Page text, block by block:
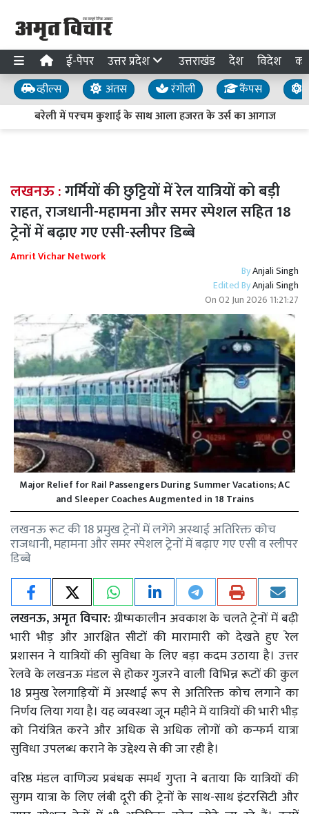
ई-पेपर उत्तर प्रदेश उत्तराखंड देश विदेश
व्हील्स अंतस रंगोली कैंपस
बरेली में परचम कुशाई के साथ आला हजरत के उर्स का आगाज
लखनऊ :गर्मियों की छुट्टियों में रेल यात्रियों को बड़ी
राहत, राजधानी-महामना और समर स्पेशल सहित 18
ट्रेनों में बढ़ाए गए एसी-स्लीपर डिब्बे
Amrit Vichar Network
ByAnjali Singh
Edited ByAnjali Singh
On02 Jun 2026 11:21:27
Major Relief for Rail Passengers During Summer Vacations; AC
and Sleeper Coaches Augmented in 18 Trains
लखनऊ रूट की 18 प्रमुख ट्रेनों में लगेंगे अस्थाई अतिरिक्त कोच
राजधानी, महामना और समर स्पेशल ट्रेनों में बढ़ाए गए एसी व स्लीपर
डिब्बे
लखनऊ, अमृत विचार:ग्रीष्मकालीन अवकाश के चलते ट्रेनों में बढ़ी
भारी भीड़ और आरक्षित सीटों की मारामारी को देखते हुए रेल
प्रशासन ने यात्रियों की सुविधा के लिए बड़ा कदम उठाया है। उत्तर
रेलवे के लखनऊ मंडल से होकर गुजरने वाली विभिन्न रूटों की कुल
18 प्रमुख रेलगाड़ियों में अस्थाई रूप से अतिरिक्त कोच लगाने का
निर्णय लिया गया है। यह व्यवस्था जून महीने में यात्रियों की भारी भीड़
को नियंत्रित करने और अधिक से अधिक लोगों को कन्फर्म यात्रा
सुविधा उपलब्ध कराने के उद्देश्य से की जा रही है।
वरिष्ठ मंडल वाणिज्य प्रबंधक समर्थ गुप्ता ने बताया कि यात्रियों की
सुगम यात्रा के लिए लंबी दूरी की ट्रेनों के साथ-साथ इंटरसिटी और